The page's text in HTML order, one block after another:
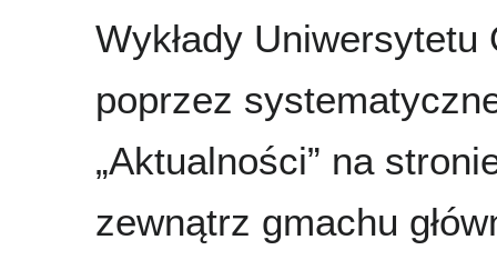
Wykłady Uniwersytetu
poprzez
„Aktualności” na
zewnątrz gmachu